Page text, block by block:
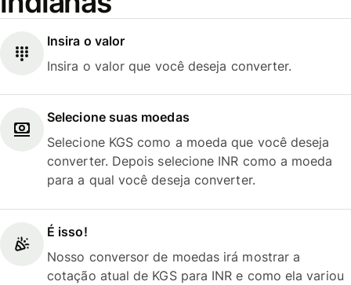
Insira o valor
Insira o valor que você deseja converter.
Selecione suas moedas
Selecione KGS como a moeda que você deseja
converter. Depois selecione INR como a moeda
para a qual você deseja converter.
É isso!
Nosso conversor de moedas irá mostrar a
cotação atual de KGS para INR e como ela variou